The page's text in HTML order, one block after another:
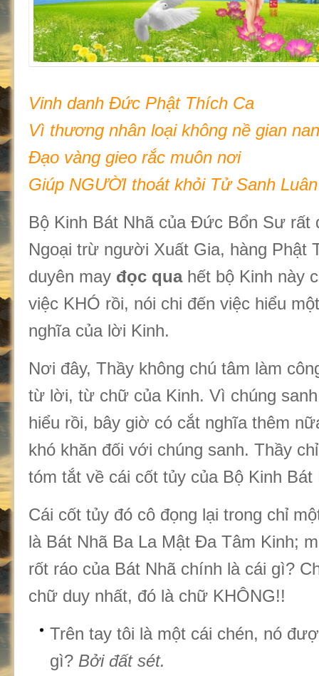
Vinh danh Đức Phật Thích Ca
Vì thương nhân loại không nề gian nan
Đạo vàng gieo rắc muôn nơi
Giúp NGƯỜI thoát khỏi Tử Sanh
Bộ Kinh Bát Nhã của Đức Bổn Sư
Ngoại trừ người Xuất Gia, hàng Phật
duyên may đọc quahết bộ Kinh này
việc KHÓ rồi, nói chi đến việc hiểu
nghĩa của lời Kinh.
Nơi đây, Thầy không chú tâm làm
từ lời, từ chữ của Kinh. Vì chúng
hiểu rồi, bây giờ có cắt nghĩa thêm
khó khăn đối với chúng sanh. Thầy
tóm tắt về cái cốt tủy của Bộ Kinh Bát
Cái cốt tủy đó cô đọng lại trong chỉ
là Bát Nhã Ba La Mật Đa Tâm Kinh;
rốt ráo của Bát Nhã chính là cái gì?
chữ duy nhất, đó là chữ KHÔNG!!
Trên tay tôi là một cái chén, nó
gì? Bởi đất sét.